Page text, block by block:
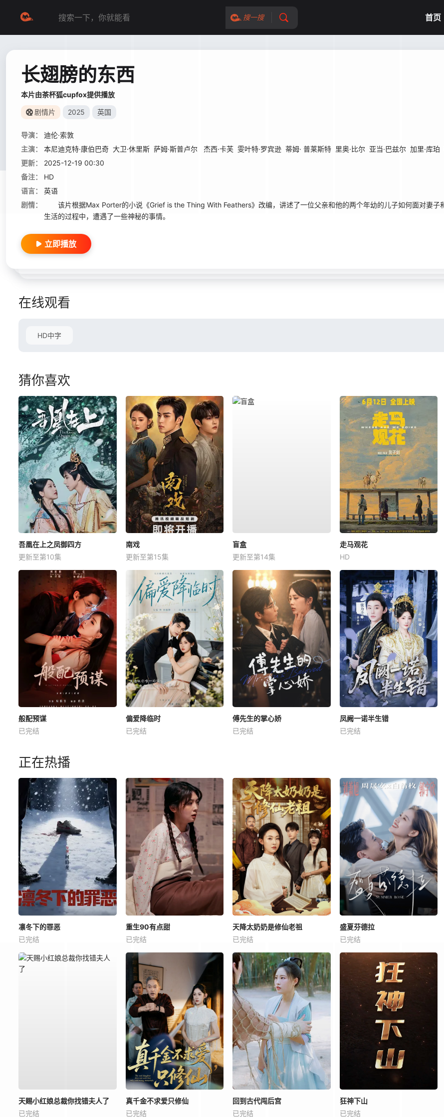
搜一搜 首页
长翅膀的东西
本片由茶杯狐cupfox提供播放
剧情片 2025 英国
导演：
迪伦·索敦
主演：
本尼迪克特·康伯巴奇 大卫·休里斯 萨姆·斯普卢尔 杰西·卡芙 雯叶特·罗宾逊 蒂姆· 普莱斯特 里奥·比尔 亚当·巴兹尔 加里·库珀
更新：
2025-12-19 00:30
备注：
HD
语言：
英语
剧情：
该片根据Max Porter的小说《Grief is the Thing With Feathers》改编，讲述了一位父亲和他的两个年幼的儿子如何面对妻子
生活的过程中，遭遇了一些神秘的事情。
立即播放
在线观看
HD中字
猜你喜欢
吾凰在上之凤御四方
更新至第10集
南戏
更新至第15集
盲盒
更新至第14集
走马观花
HD
般配预谋
已完结
偏爱降临时
已完结
傅先生的掌心娇
已完结
凤阙一诺半生错
已完结
正在热播
凛冬下的罪恶
已完结
重生90有点甜
已完结
天降太奶奶是修仙老祖
已完结
盛夏芬德拉
已完结
天赐小红娘总裁你找错夫人了
已完结
真千金不求爱只修仙
已完结
回到古代闯后宫
已完结
狂神下山
已完结